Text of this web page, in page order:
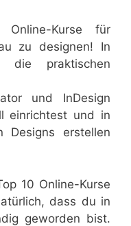
Kurse für
zu designen! In
die praktischen
und InDesign
einrichtest und in
Designs erstellen
10 Online-Kurse
dass du in
geworden bist.